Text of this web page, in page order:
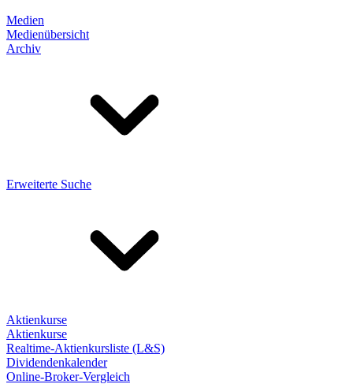
Medien
Medienübersicht
Archiv
Erweiterte Suche
Aktienkurse
Aktienkurse
Realtime-Aktienkursliste (L&S)
Dividendenkalender
Online-Broker-Vergleich